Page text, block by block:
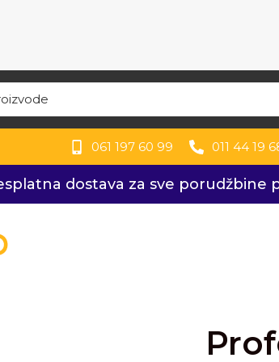
061 197 60 99 011 44 19
dostava za sve porudžbine